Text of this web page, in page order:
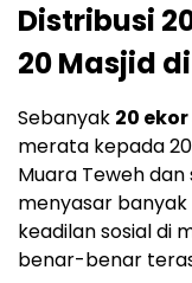
Distribusi
20 Masjid
Sebanyak 20
merata kepada
Muara Teweh
menyasar
keadilan sosial di
benar-benar